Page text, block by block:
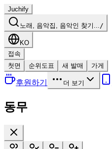
Juchify
노래, 음악집, 음악인 찾기.../
KO
접속
첫면
순위도표 새 발매 가게
후원하기 더 보기
동무